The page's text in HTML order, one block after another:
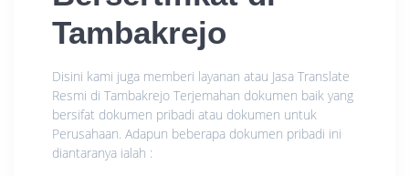
Tambakrejo
Disini kami juga memberi layanan atau Jasa Translate
Resmi di Tambakrejo Terjemahan dokumen baik yang
bersifat dokumen pribadi atau dokumen untuk
Perusahaan. Adapun beberapa dokumen pribadi ini
diantaranya ialah :